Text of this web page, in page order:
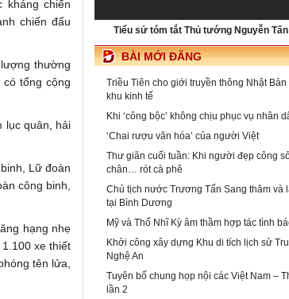
kháng chiến
chiến đấu
thường
tổng cộng
lục quân, hải
Lữ đoàn
công binh,
hạng nhẹ
xe thiết
tên lửa,
Tiểu sử tóm tắt Thủ tướng Nguyễn
BÀI MỚI ĐĂNG
Triều Tiên cho giới truyền thông Nhật
khu kinh tế
Khi ‘công bộc’ không chịu phục vụ nhân
‘Chai rượu văn hóa’ của người Việt
Thư giãn cuối tuần: Khi người đẹp công
chân… rót cà phê
Chủ tịch nước Trương Tấn Sang thăm và
tại Bình Dương
Mỹ và Thổ Nhĩ Kỳ âm thầm hợp tác tình
Khởi công xây dựng Khu di tích lịch sử
Nghệ An
Tuyên bố chung họp nội các Việt Nam –
lần 2